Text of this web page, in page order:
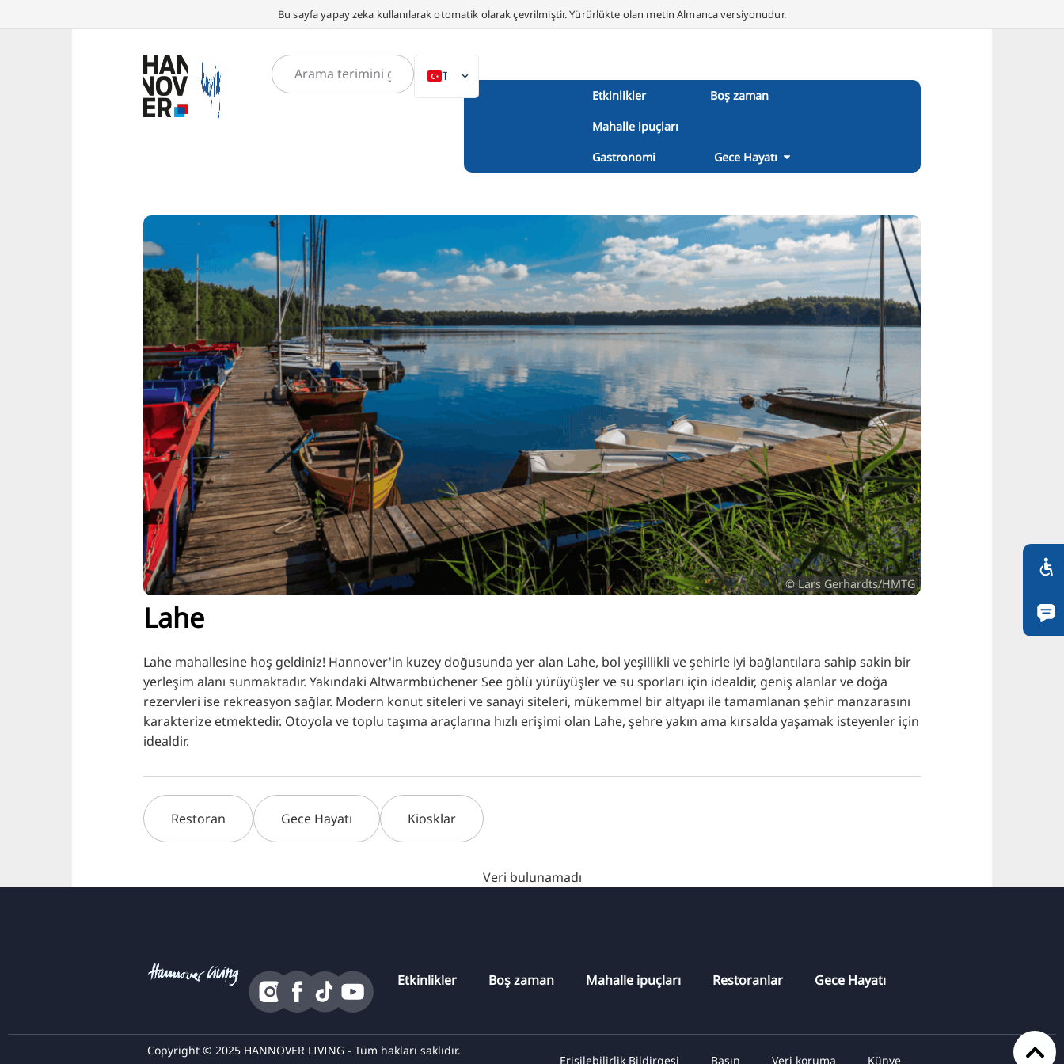
Bu sayfa yapay zeka kullanılarak otomatik olarak çevrilmiştir. Yürürlükte olan metin Almanca versiyonudur.
DE
DA
SV
FR
PT
RU
FI
UK
BG
Etkinlikler Boş zaman
Mahalle ipuçları
Gastronomi Gece Hayatı
© Lars Gerhardts/HMTG
Lahe
Lahe mahallesine hoş geldiniz! Hannover'in kuzey doğusunda yer alan Lahe, bol yeşillikli ve şehirle iyi bağlantılara sahip sakin bir
yerleşim alanı sunmaktadır. Yakındaki Altwarmbüchener See gölü yürüyüşler ve su sporları için idealdir, geniş alanlar ve doğa
rezervleri ise rekreasyon sağlar. Modern konut siteleri ve sanayi siteleri, mükemmel bir altyapı ile tamamlanan şehir manzarasını
karakterize etmektedir. Otoyola ve toplu taşıma araçlarına hızlı erişimi olan Lahe, şehre yakın ama kırsalda yaşamak isteyenler için
idealdir.
Restoran Gece Hayatı Kiosklar
Veri bulunamadı
Etkinlikler Boş zaman Mahalle ipuçları Restoranlar Gece Hayatı
Copyright © 2025 HANNOVER LIVING - Tüm hakları saklıdır.
Erişilebilirlik Bildirgesi Basın Veri koruma Künye